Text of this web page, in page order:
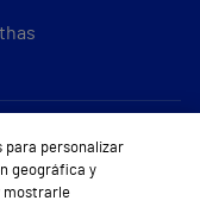
para personalizar
geográfica y
mostrarle